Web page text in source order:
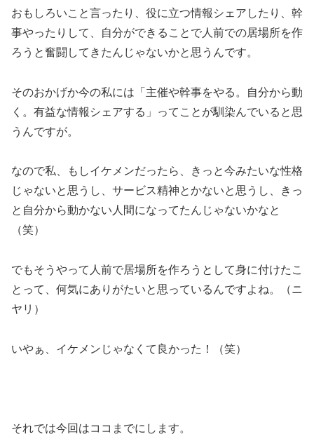
おもしろいこと言ったり、役に立つ情報シェアしたり、幹
事やったりして、自分ができることで人前での居場所を作
ろうと奮闘してきたんじゃないかと思うんです。
そのおかげか今の私には「主催や幹事をやる。自分から動
く。有益な情報シェアする」ってことが馴染んでいると思
うんですが。
なので私、もしイケメンだったら、きっと今みたいな性格
じゃないと思うし、サービス精神とかないと思うし、きっ
と自分から動かない人間になってたんじゃないかなと
（笑）
でもそうやって人前で居場所を作ろうとして身に付けたこ
とって、何気にありがたいと思っているんですよね。（ニ
ヤリ）
いやぁ、イケメンじゃなくて良かった！（笑）
それでは今回はココまでにします。